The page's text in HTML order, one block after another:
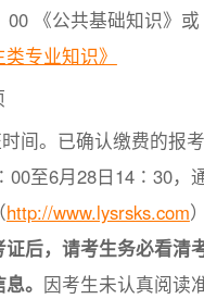
00 《公共基础知识》
专业知识》
间。已确认缴费的报
至6月28日14∶30，
http://www.lysrsks.com
证后，请考生务必看清
。 因考生未认真阅读